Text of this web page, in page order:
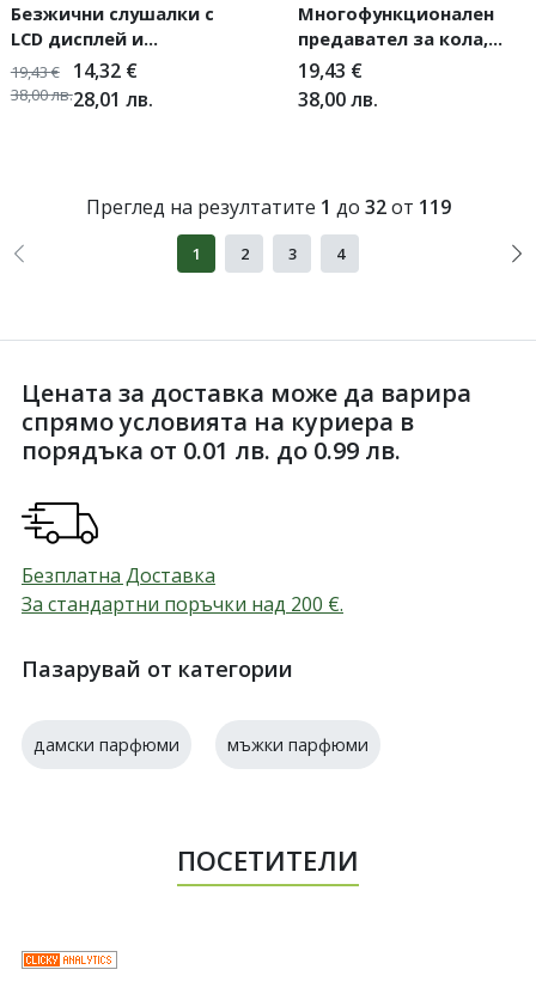
Безжични слушалки с
LCD дисплей и
зареждащ кейс HF28
14,32 €
28,01 лв.
19,43€
38,00лв.
Многофункционален
предавател за кола,
Bluetooth плейър, mp3,
зарядно
19,43 €
38,00лв.
Преглед на резултатите 1 до 32от 119
1 2 3 4
Цената за доставка може да варира
спрямо условията на куриера в
порядъка от 0.01 лв. до 0.99 лв.
Безплатна Доставка
За стандартни поръчки над 200 €.
Пазарувай от категории
дамски парфюми мъжки парфюми
ПОСЕТИТЕЛИ